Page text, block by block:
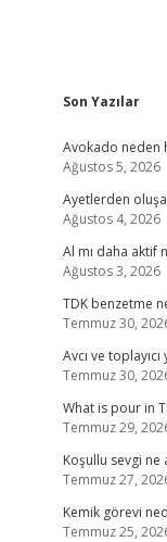
Son Yazılar
Avokado neden
Ağustos 5, 2026
Ayetlerden
Ağustos 4, 2026
Al mı daha aktif
Ağustos 3, 2026
TDK benzetme
Temmuz 30,
Avcı ve
Temmuz 30,
What is pour in
Temmuz 29,
Koşullu sevgi ne
Temmuz 27,
Kemik görevi
Temmuz 25,